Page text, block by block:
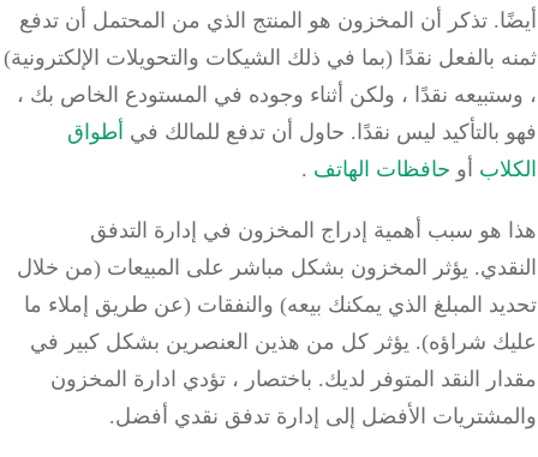
تذكر أن المخزون هو المنتج الذي من المحتمل أن تدفع
بالفعل نقدًا (بما في ذلك الشيكات والتحويلات الإلكترونية)
نقدًا ، ولكن أثناء وجوده في المستودع الخاص بك ،
بالتأكيد ليس نقدًا.حاول أن تدفع للمالك فيأطواق
أو حافظاتالهاتف.
هو سبب أهمية إدراج المخزون في إدارة التدفق
يؤثر المخزون بشكل مباشر على المبيعات (من خلال
المبلغ الذي يمكنك بيعه) والنفقات (عن طريق إملاء ما
شراؤه).يؤثر كل من هذين العنصرين بشكل كبير في
النقد المتوفر لديك.باختصار ، تؤدي ادارة المخزون
الأفضل إلى إدارة تدفق نقدي أفضل.